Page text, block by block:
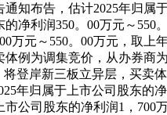
知布告，估计2025年归属
净利润350。00万元～550
元～550。00万元，取上
例为调集竞价，从办券商
登岸新三板立异层，买卖
年归属于上市公司股东的
公司股东的净利润1，700